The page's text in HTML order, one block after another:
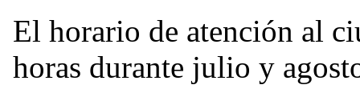
El horario de atención al
horas durante julio y